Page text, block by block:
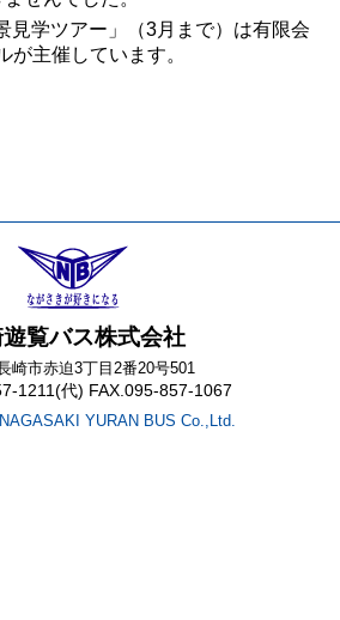
見学ツアー」（3月まで）は有限会
が主催しています。
覧バス株式会社
崎市赤迫3丁目2番20号501
1211(代) FAX.095-857-1067
YURAN BUS Co.,Ltd.